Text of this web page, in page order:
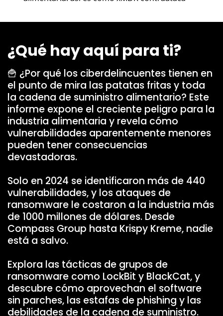
¿Qué hay aquí para ti?
🍟 ¿Por qué los ciberdelincuentes tienen en
el punto de mira las patatas fritas y toda
la cadena de suministro alimentario? Este
informe expone el creciente peligro para la
industria alimentaria y revela cómo
vulnerabilidades aparentemente menores
pueden tener consecuencias
devastadoras.
Solo en 2024 se identificaron más de 440
vulnerabilidades, y los ataques de
ransomware le costaron a la industria más
de 1000 millones de dólares. Desde
Compass Group hasta Krispy Kreme, nadie
está a salvo.
Explora las tácticas de grupos de
ransomware como LockBit y BlackCat, y
descubre cómo aprovechan el software
sin parches, las estafas de phishing y las
debilidades de la cadena de suministro.